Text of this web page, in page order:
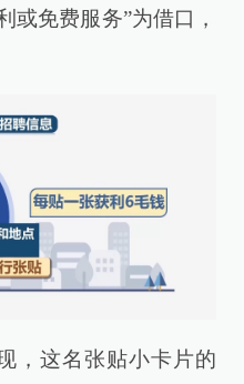
或免费服务”为借口，
，这名张贴小卡片的